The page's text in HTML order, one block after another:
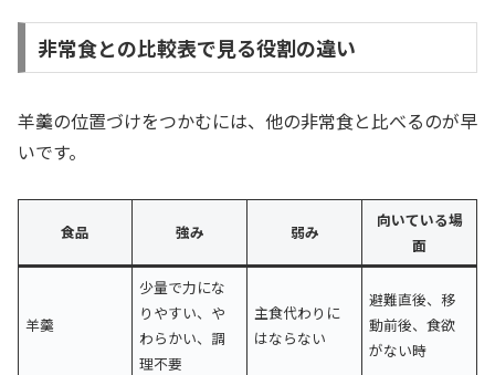
非常食との比較表で見る役割の違い
羊羹の位置づけをつかむには、他の非常食と比べるのが早
いです。
食品 強み 弱み
向いている場
面
羊羹
少量で力にな
りやすい、や
わらかい、調
理不要
主食代わりに
はならない
避難直後、移
動前後、食欲
がない時